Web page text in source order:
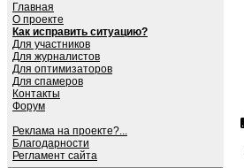
Главная
О проекте
Как исправить ситуацию?
Для участников
Для журналистов
Для оптимизаторов
Для спамеров
Контакты
Форум
Реклама на проекте?...
Благодарности
Регламент сайта